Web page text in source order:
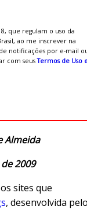
que regulam o uso da
ao me inscrever na
notificações por e-mail
com seusTermos de Uso
Almeida
2009
sites que
, desenvolvida